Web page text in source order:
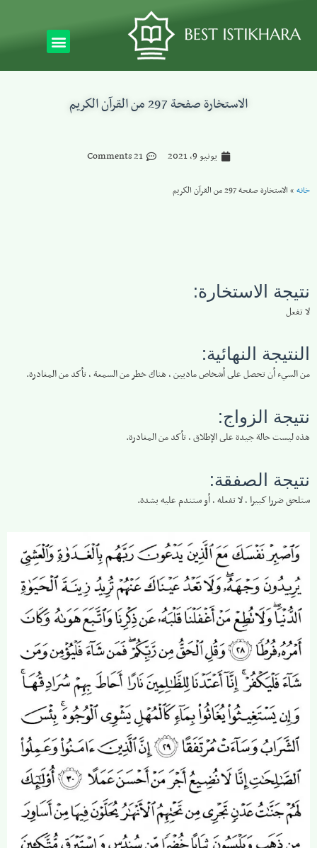
الاستخارة صفحة 297 من القرآن الكريم
يونيو 9, 2021 21 Comments
خانه » الاستخارة صفحة 297 من القرآن الكريم
نتيجة الاستخارة:
لا تفعل
النتيجة النهائية:
من السيء أن تحصل على أشخاص ماديين ، هناك خطر من السمعة ، تأكد من المغادرة.
نتيجة الزواج:
هذه ليست حالة جيدة على الإطلاق ، تأكد من المغادرة.
نتيجة الصفقة:
ستلحق ضررا كبيرا ، لا تفعله ، أو ستندم عليه بشدة.